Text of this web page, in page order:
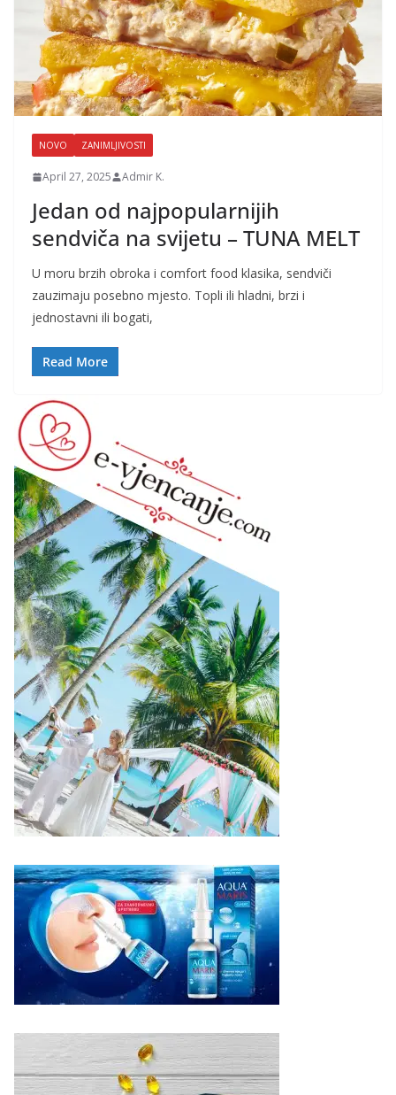
NOVO ZANIMLJIVOSTI
April 27, 2025 Admir K.
Jedan od najpopularnijih
sendviča na svijetu – TUNA MELT
U moru brzih obroka i comfort food klasika, sendviči
zauzimaju posebno mjesto. Topli ili hladni, brzi i
jednostavni ili bogati,
Read More